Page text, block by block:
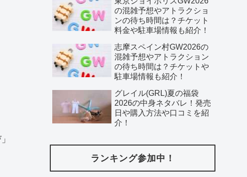
の混雑予想やアトラクショ
ンの待ち時間は？チケット
料金や駐車場情報も紹介！
志摩スペイン村GW2026の
混雑予想やアトラクション
の待ち時間は？チケットや
駐車場情報も紹介！
グレイル(GRL)夏の福袋
2026の中身ネタバレ！発売
日や購入方法や口コミを紹
介！
ランキング参加中！